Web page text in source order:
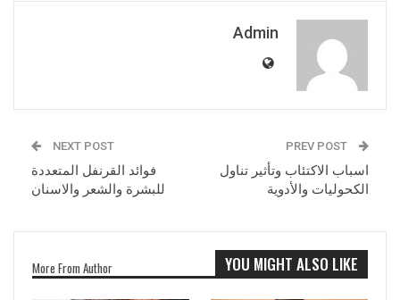
Admin
اسباب الاكتئاب وتأثير تناول
الكحوليات والأدوية
NEXT POST
فوائد القرنفل المتعددة
للبشرة والشعر والاسنان
YOU MIGHT ALSO LIKE
More From Author